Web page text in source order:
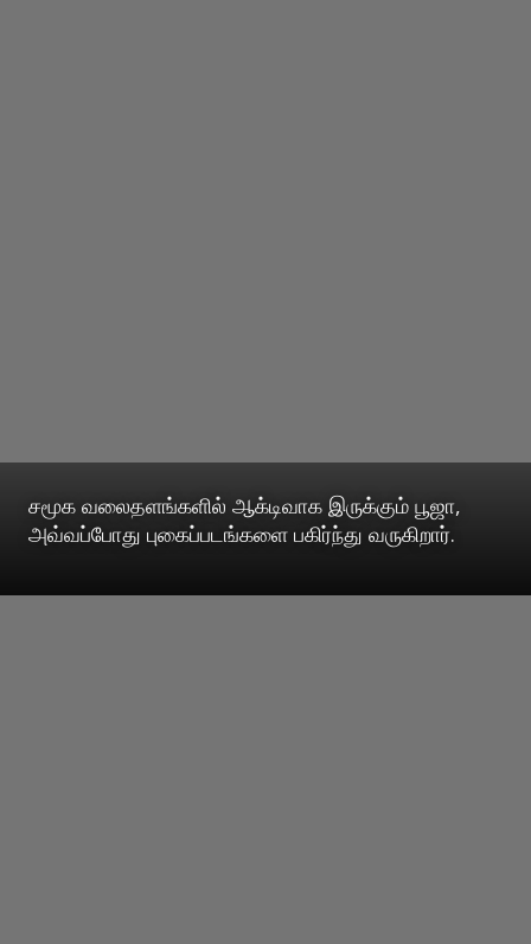
சமூக வலைதளங்களில் ஆக்டிவாக இருக்கும் பூஜா,
அவ்வப்போது புகைப்படங்களை பகிர்ந்து வருகிறார்.